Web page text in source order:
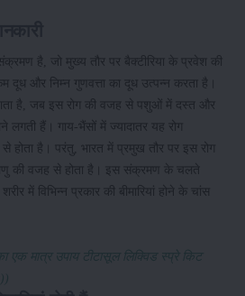
है, जो मुख्य तौर पर बैक्टीरिया के प्रवेश की
दूध और निम्न गुणवत्ता का दूध उत्पन्न करता है।
जाता है, जब इस रोग की वजह से पशुओं में दस्त और
हैं। गाय-भैंसों में ज्यादातर यह रोग
होता है। परंतु, भारत में प्रमुख तौर पर इस रोग
की वजह से होता है। इस संक्रमण के चलते
में विभिन्न प्रकार की बीमारियां होने के चांस
एक मात्र उपाय टीटासूल लिक्विड स्प्रे किट